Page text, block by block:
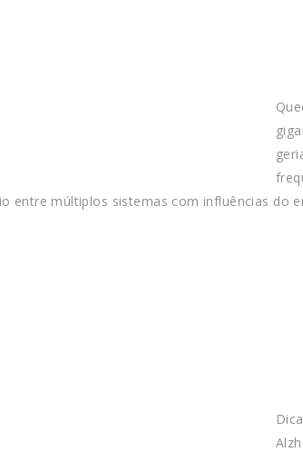
entre múltiplos sistemas com influências do